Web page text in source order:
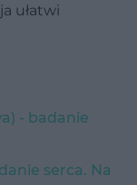
ułatwi
- badanie
serca. Na